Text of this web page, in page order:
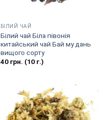
БІЛИЙ ЧАЙ
Білий чай Біла півонія
китайський чай Бай му дань
вищого сорту
40грн. (10 г.)